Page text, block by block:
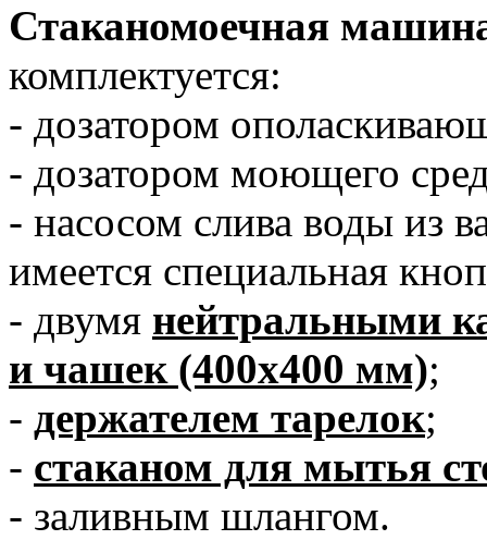
Стаканомоечная
комплектуется:
- дозатором
- дозатором моющего
- насосом слива воды из
имеется специальная
- двумя нейтральными
и чашек (400х400 мм);
- держателем тарелок;
- стаканом для мытья
- заливным шлангом.